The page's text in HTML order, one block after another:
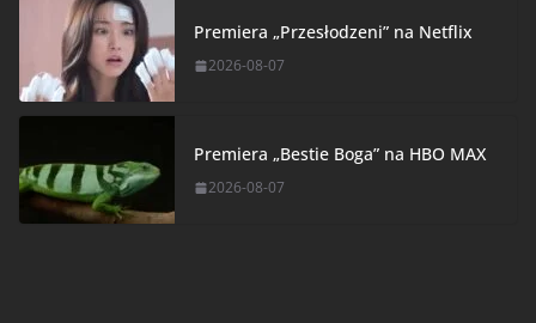
Premiera „Przesłodzeni” na Netflix
2026-08-07
Premiera „Bestie Boga” na HBO MAX
2026-08-07